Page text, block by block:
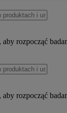
rozpocząć
rozpocząć